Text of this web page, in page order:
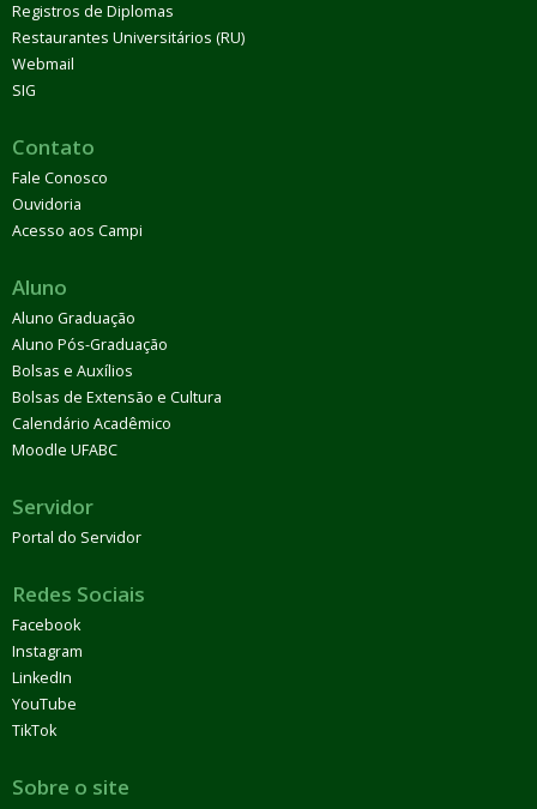
Registros de Diplomas
Restaurantes Universitários (RU)
Webmail
SIG
Contato
Fale Conosco
Ouvidoria
Acesso aos Campi
Aluno
Aluno Graduação
Aluno Pós-Graduação
Bolsas e Auxílios
Bolsas de Extensão e Cultura
Calendário Acadêmico
Moodle UFABC
Servidor
Portal do Servidor
Redes Sociais
Facebook
Instagram
LinkedIn
YouTube
TikTok
Sobre o site